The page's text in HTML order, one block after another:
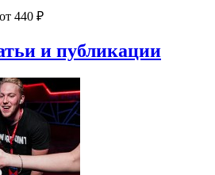
440 ₽
и публикации